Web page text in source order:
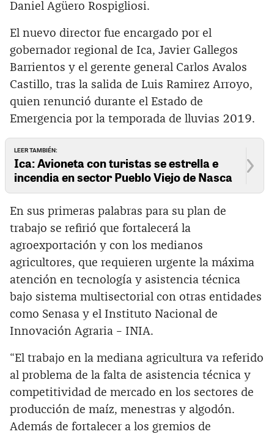
Daniel Agüero Rospigliosi.
El nuevo director fue encargado por el
gobernador regional de Ica, Javier Gallegos
Barrientos y el gerente general Carlos Avalos
Castillo, tras la salida de Luis Ramirez Arroyo,
quien renunció durante el Estado de
Emergencia por la temporada de lluvias 2019.
LEER TAMBIÉN:
Ica: Avioneta con turistas se estrella e
incendia en sector Pueblo Viejo de Nasca
En sus primeras palabras para su plan de
trabajo se refirió que fortalecerá la
agroexportación y con los medianos
agricultores, que requieren urgente la máxima
atención en tecnología y asistencia técnica
bajo sistema multisectorial con otras entidades
como Senasa y el Instituto Nacional de
Innovación Agraria – INIA.
“El trabajo en la mediana agricultura va referido
al problema de la falta de asistencia técnica y
competitividad de mercado en los sectores de
producción de maíz, menestras y algodón.
Además de fortalecer a los gremios de